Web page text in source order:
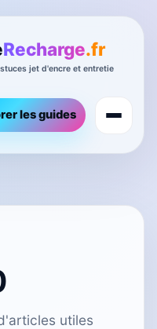
les guides
utiles